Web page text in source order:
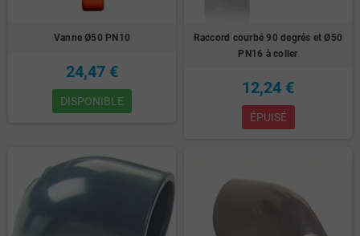
Vanne Ø50 PN10
24,47 €
DISPONIBLE
Raccord courbé 90 degrés et Ø50
PN16 à coller
12,24 €
ÉPUISÉ